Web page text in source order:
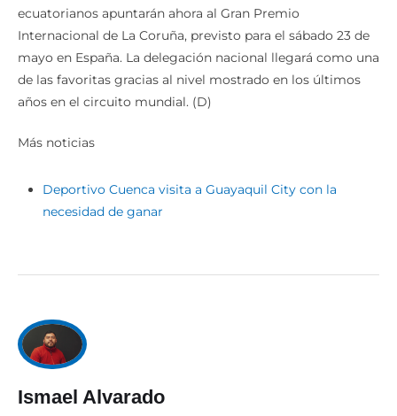
ecuatorianos apuntarán ahora al Gran Premio
Internacional de La Coruña, previsto para el sábado 23 de
mayo en España. La delegación nacional llegará como una
de las favoritas gracias al nivel mostrado en los últimos
años en el circuito mundial. (D)
Más noticias
Deportivo Cuenca visita a Guayaquil City con la
necesidad de ganar
Ismael Alvarado